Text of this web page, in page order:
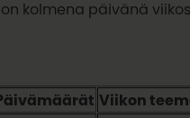
kolmena päivänä
Viikon